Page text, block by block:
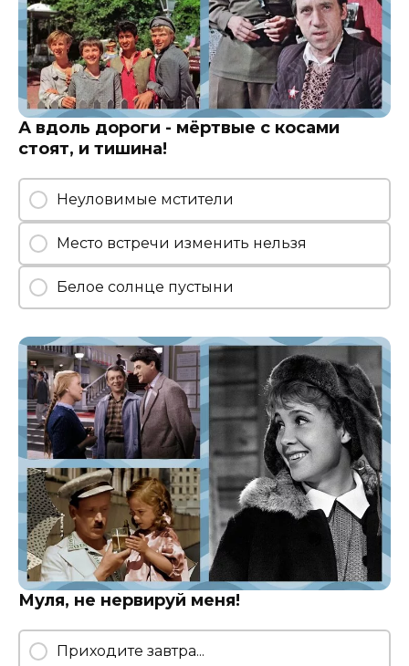
А вдоль дороги - мёртвые с косами
стоят, и тишина!
Неуловимые мстители
Место встречи изменить нельзя
Белое солнце пустыни
Муля, не нервируй меня!
Приходите завтра...